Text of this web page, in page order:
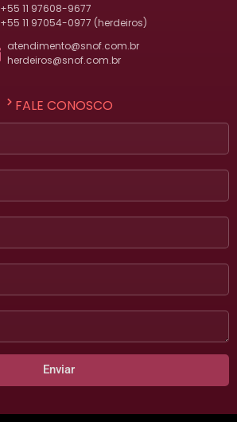
+55 11 97608-9677
+55 11 97054-0977 (herdeiros)
atendimento@snof.com.br
herdeiros@snof.com.br
FALE CONOSCO
Enviar